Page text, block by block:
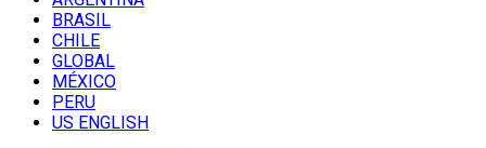
BRASIL
CHILE
GLOBAL
MÉXICO
PERU
US ENGLISH